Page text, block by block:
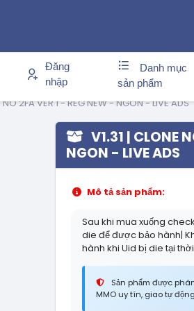
Đăng
nhập
Danh mục
sản phẩm
NO 2FA VER 1 - REG NEW - NGON - LIVE ADS
V1.31 | CLONE
NGON - LIVE ADS
Mô tả sản phẩm:
Sau khi mua xuống
die để được bảo hành|
hành khi Uid bị die tại
Sản phẩm được
MMO uy tín, giao tự